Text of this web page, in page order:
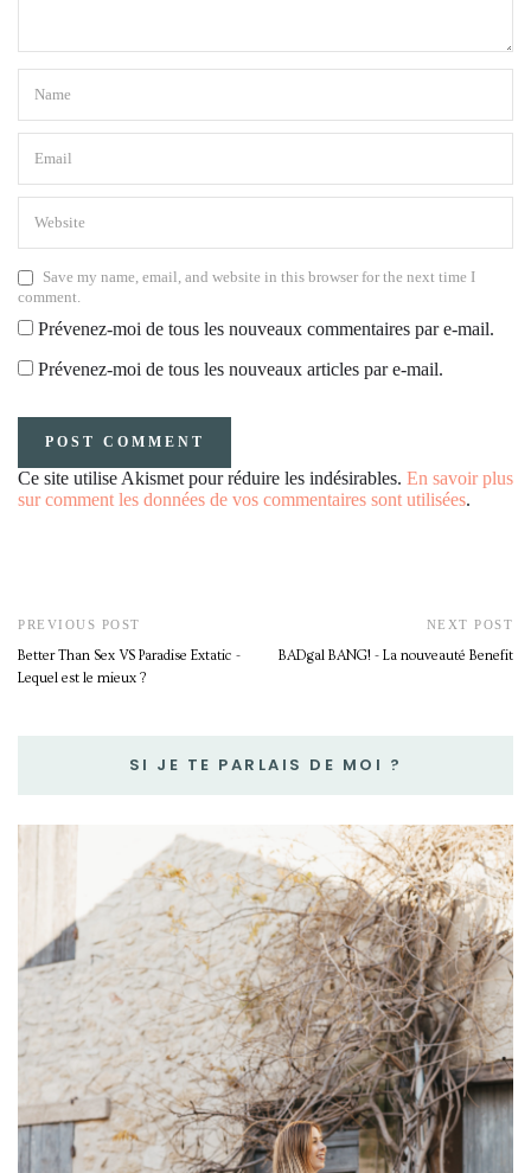
Save my name, email, and website in this browser for the next time I
comment.
Prévenez-moi de tous les nouveaux commentaires par e-mail.
Prévenez-moi de tous les nouveaux articles par e-mail.
Ce site utilise Akismet pour réduire les indésirables. En savoir plus
sur comment les données de vos commentaires sont utilisées.
PREVIOUS POST
Better Than Sex VS Paradise Extatic -
Lequel est le mieux ?
NEXT POST
BADgal BANG! - La nouveauté Benefit
SI JE TE PARLAIS DE MOI ?